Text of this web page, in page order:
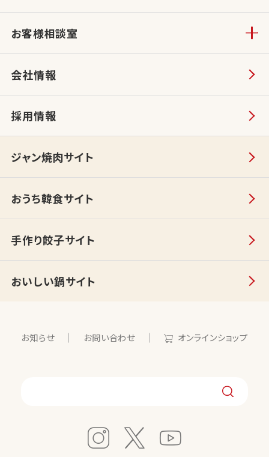
お客様相談室
会社情報
採用情報
ジャン焼肉サイト
おうち韓食サイト
手作り餃子サイト
おいしい鍋サイト
お知らせ お問い合わせ オンラインショップ